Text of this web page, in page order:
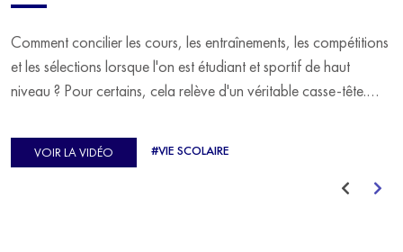
Comment concilier les cours, les entraînements, les compétitions
et les sélections lorsque l'on est étudiant et sportif de haut
niveau ? Pour certains, cela relève d'un véritable casse-tête.
d'Europe de Horse-ball, qui a failli abandonner ses études
avant de trouver un nouvel équilibre.
VOIR LA VIDÉO #VIE SCOLAIRE